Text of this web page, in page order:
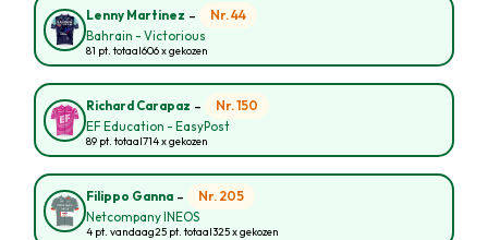
Lenny Martinez - Nr. 44
Bahrain - Victorious
81 pt. totaal606 x gekozen
Richard Carapaz - Nr. 150
EF Education - EasyPost
89 pt. totaal714 x gekozen
Filippo Ganna - Nr. 205
Netcompany INEOS
4 pt. vandaag25 pt. totaal325 x gekozen